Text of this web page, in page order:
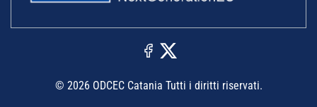
© 2026 ODCEC Catania Tutti i diritti riservati.